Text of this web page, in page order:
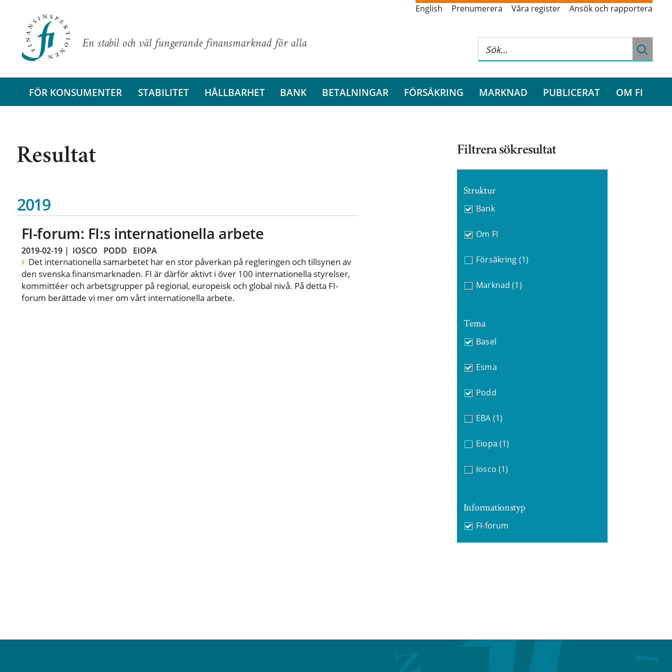
En stabil och väl fungerande finansmarknad för alla
English Prenumerera Våra register Ansök och rapportera
FÖR KONSUMENTER STABILITET HÅLLBARHET BANK BETALNINGAR FÖRSÄKRING MARKNAD PUBLICERAT OM FI
Resultat
2019
FI-forum: FI:s internationella arbete
2019-02-19| IOSCO PODD EIOPA
Det internationella samarbetet har en stor påverkan på regleringen och tillsynen av
den svenska finansmarknaden. FI är därför aktivt i över 100 internationella styrelser,
kommittéer och arbetsgrupper på regional, europeisk och global nivå. På detta FI-
forum berättade vi mer om vårt internationella arbete.
Filtrera sökresultat
Struktur
Bank
Om FI
Försäkring (1)
Marknad (1)
Tema
Basel
Esma
Podd
EBA (1)
Eiopa (1)
Iosco (1)
Informationstyp
FI-forum